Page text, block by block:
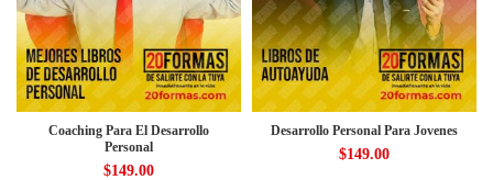
Coaching Para El Desarrollo
Personal
$149.00
Desarrollo Personal Para Jovenes
$149.00